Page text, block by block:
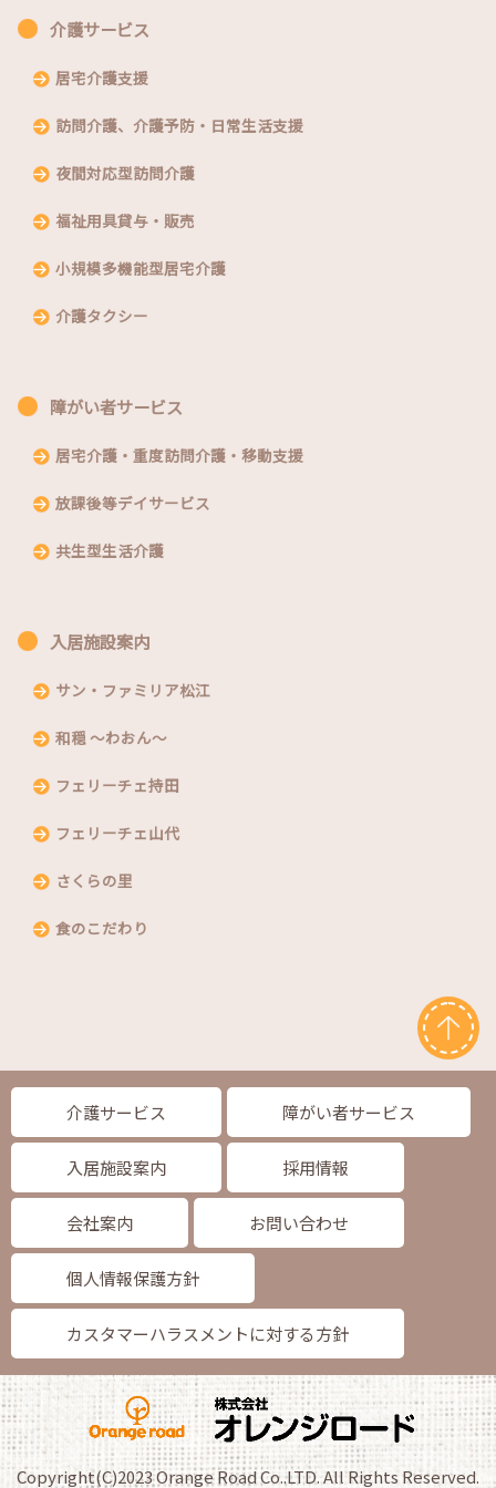
介護サービス
居宅介護支援
訪問介護、介護予防・日常生活支援
夜間対応型訪問介護
福祉用具貸与・販売
小規模多機能型居宅介護
介護タクシー
障がい者サービス
居宅介護・重度訪問介護・移動支援
放課後等デイサービス
共生型生活介護
入居施設案内
サン・ファミリア松江
和穏 〜わおん〜
フェリーチェ持田
フェリーチェ山代
さくらの里
食のこだわり
介護サービス 障がい者サービス
入居施設案内 採用情報
会社案内 お問い合わせ
個人情報保護方針
カスタマーハラスメントに対する方針
Copyright(C)2023 Orange Road Co..LTD. All Rights Reserved.